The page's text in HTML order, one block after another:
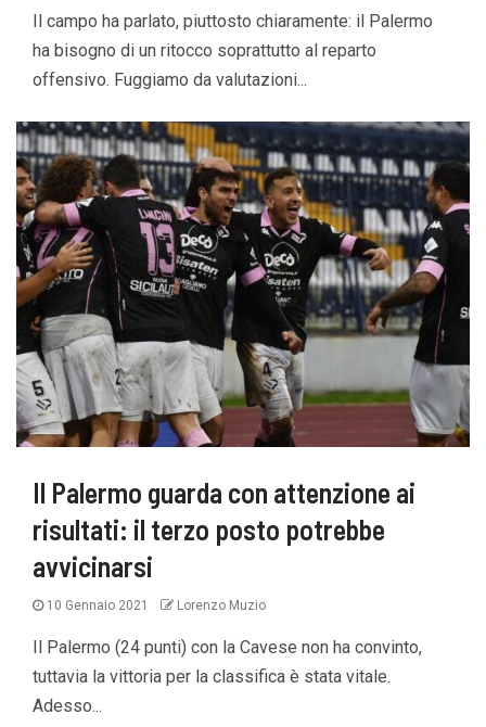
Il campo ha parlato, piuttosto chiaramente: il Palermo
ha bisogno di un ritocco soprattutto al reparto
offensivo. Fuggiamo da valutazioni...
Il Palermo guarda con attenzione ai
risultati: il terzo posto potrebbe
avvicinarsi
10 Gennaio 2021 Lorenzo Muzio
Il Palermo (24 punti) con la Cavese non ha convinto,
tuttavia la vittoria per la classifica è stata vitale.
Adesso...